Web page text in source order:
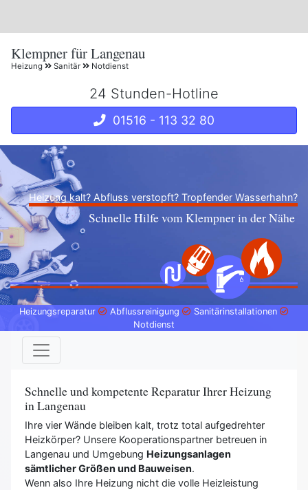
Klempner für Langenau
Heizung Sanitär Notdienst
24 Stunden-Hotline
01516 - 113 32 80
Heizung kalt? Abfluss verstopft? Tropfender Wasserhahn?
Schnelle Hilfe vom Klempner in der Nähe
Heizungsreparatur Abflussreinigung
Sanitärinstallationen
Notdienst
Schnelle und kompetente Reparatur Ihrer Heizung
in Langenau
Ihre vier Wände bleiben kalt, trotz total aufgedrehter
Heizkörper? Unsere Kooperationspartner betreuen in
Langenau und Umgebung Heizungsanlagen
sämtlicher Größen und Bauweisen.
Wenn also Ihre Heizung nicht die volle Heizleistung